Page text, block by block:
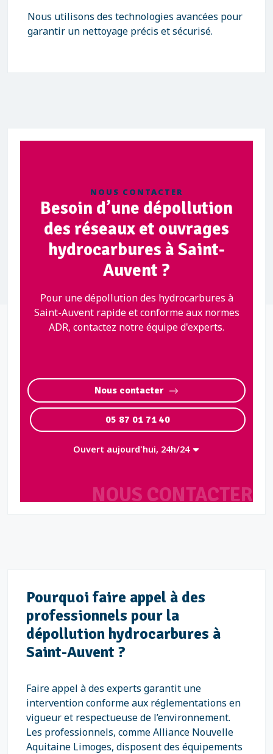
Nous utilisons des technologies avancées pour
garantir un nettoyage précis et sécurisé.
NOUS CONTACTER
NOUS CONTACTER
Besoin d’une dépollution
des réseaux et ouvrages
hydrocarbures à Saint-
Auvent ?
Pour une dépollution des hydrocarbures à
Saint-Auvent rapide et conforme aux normes
ADR, contactez notre équipe d'experts.
Nous contacter
05 87 01 71 40
Ouvert aujourd'hui, 24h/24
Pourquoi faire appel à des
professionnels pour la
dépollution hydrocarbures à
Saint-Auvent ?
Faire appel à des experts garantit une
intervention conforme aux réglementations en
vigueur et respectueuse de l’environnement.
Les professionnels, comme Alliance Nouvelle
Aquitaine Limoges, disposent des équipements